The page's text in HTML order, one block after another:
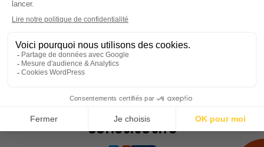
Le Conseil d’Administration
L’annuaire des membres
constitutifs